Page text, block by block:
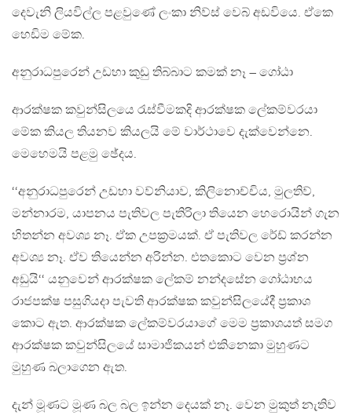
දෙවැනි ලියවිල්ල පළවුණේ ලංකා නිව්ස් වෙබ් අඩවියෙ. ඒකෙ
හෙඩිම මේක.
අනුරාධපුරෙන් උඩහා කුඩු තිබ්බාට කමක් නෑ – ගෝඨා
ආරක්ෂක කවුන්සිලයෙ රැස්වීමකදි ආරක්ෂක ලේකම්වරයා
මේක කියල තියනව කියලයි මේ වාර්ථාවෙ දැක්වෙන්නෙ.
මෙහෙමයි පළමු ඡේදය.
‘‘අනුරාධපුරෙන් උඩහා වව්නියාව, කිලිනොච්චිය, මුලතිව්,
මන්නාරම, යාපනය පැතිවල පැතිරිලා තියෙන හෙරොයින් ගැන
හිතන්න අවශ්‍ය නෑ. ඒක උපක්‍රමයක්. ඒ පැතිවල රේඩ් කරන්න
අවශ්‍ය නෑ. ඒව තියෙන්න අරින්න. එතකොට වෙන ප්‍රශ්න
අඩුයි‘‘ යනුවෙන් ආරක්ෂක ලේකම් නන්දසේන ගෝඨාභය
රාජපක්ෂ පසුගියදා පැවති ආරක්ෂක කවුන්සිලයේදී ප්‍රකාශ
කොට ඇත. ආරක්ෂක ලේකම්වරයාගේ මෙම ප්‍රකාශයත් සමග
ආරක්ෂක කවුන්සිලයේ සාමාජිකයන් එකිනෙකා මුහුණට
මුහුණ බලාගෙන ඇත.
දැන් මූණට මූණ බල බල ඉන්න දෙයක් නෑ. වෙන මුකුත් නැතිව